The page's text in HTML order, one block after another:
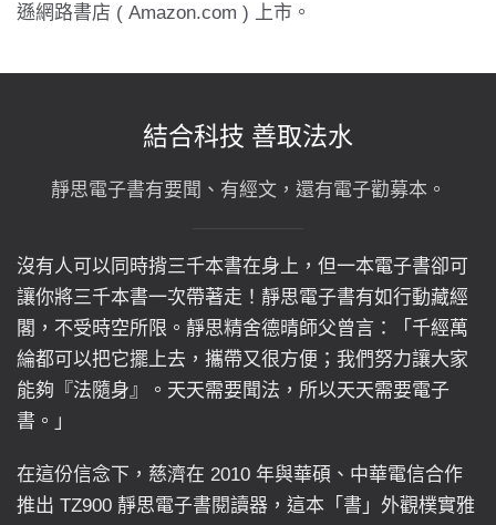
遜網路書店 ( Amazon.com ) 上市。
結合科技 善取法水
靜思電子書有要聞、有經文，還有電子勸募本。
沒有人可以同時揹三千本書在身上，但一本電子書卻可
讓你將三千本書一次帶著走！靜思電子書有如行動藏經
閣，不受時空所限。靜思精舍德晴師父曾言：「千經萬
綸都可以把它擺上去，攜帶又很方便；我們努力讓大家
能夠『法隨身』。天天需要聞法，所以天天需要電子
書。」
在這份信念下，慈濟在 2010 年與華碩、中華電信合作
推出 TZ900 靜思電子書閱讀器，這本「書」外觀樸實雅